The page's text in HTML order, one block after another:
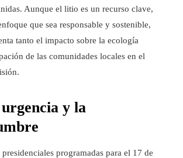
Aunque el litio es un recurso clave,
que sea responsable y sostenible,
tanto el impacto sobre la ecología
de las comunidades locales en el
y la
programadas para el 17 de